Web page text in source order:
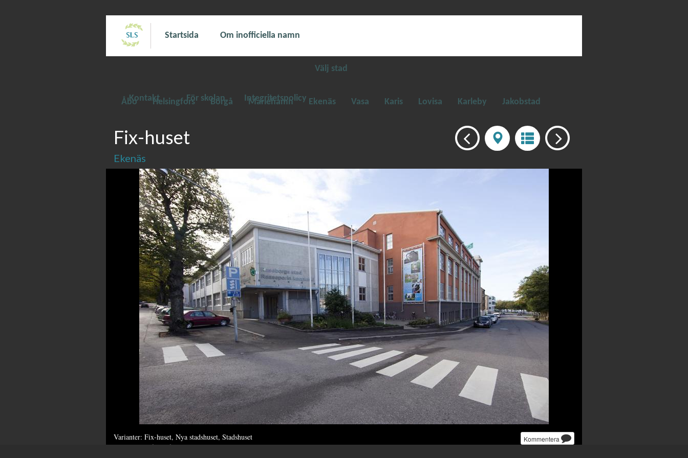
Startsida Om inofficiella namn
Välj stad
Åbo Helsingfors Borgå Mariehamn Ekenäs Vasa Karis Lovisa Karleby Jakobstad
Kontakt För skolan Integritetspolicy
Fix-huset
Ekenäs
Kommentera
Varianter: Fix-huset, Nya stadshuset, Stadshuset
I byggnaden fanns fabriken FIX-trikå och namnet FIX stod länge på husväggen.